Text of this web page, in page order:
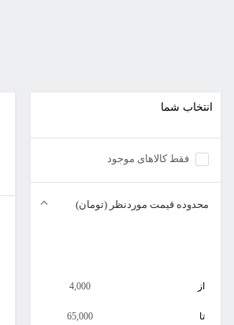
انتخاب شما
فقط کالاهای موجود
محدوده قیمت موردنظر (تومان)
از 4,000
تا 65,000